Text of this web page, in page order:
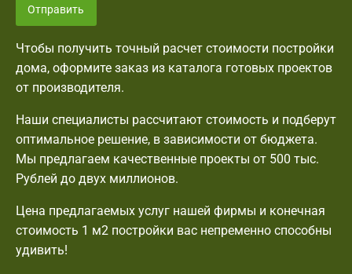
Отправить
Чтобы получить точный расчет стоимости постройки
дома, оформите заказ из каталога готовых проектов
от производителя.
Наши специалисты рассчитают стоимость и подберут
оптимальное решение, в зависимости от бюджета.
Мы предлагаем качественные проекты от 500 тыс.
Рублей до двух миллионов.
Цена предлагаемых услуг нашей фирмы и конечная
стоимость 1 м2 постройки вас непременно способны
удивить!